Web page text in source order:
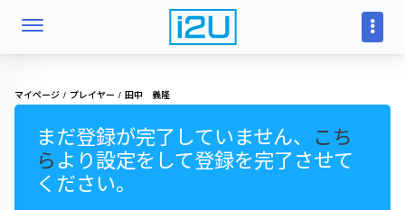
マイページ プレイヤー 田中 義隆
まだ登録が完了していません、
こち
ら より設定をして登録を完了させて
ください。